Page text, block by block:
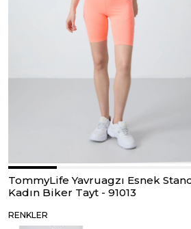
TommyLife Yavruagzı Esnek
Kadın Biker Tayt - 91013
RENKLER